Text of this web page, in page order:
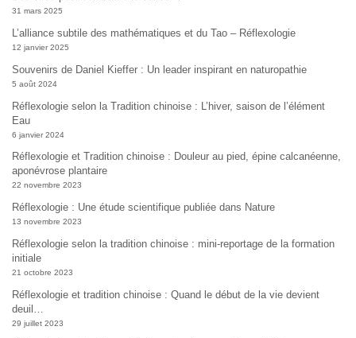
31 mars 2025
L’alliance subtile des mathématiques et du Tao – Réflexologie
12 janvier 2025
Souvenirs de Daniel Kieffer : Un leader inspirant en naturopathie
5 août 2024
Réflexologie selon la Tradition chinoise : L’hiver, saison de l’élément
Eau
6 janvier 2024
Réflexologie et Tradition chinoise : Douleur au pied, épine calcanéenne,
aponévrose plantaire
22 novembre 2023
Réflexologie : Une étude scientifique publiée dans Nature
13 novembre 2023
Réflexologie selon la tradition chinoise : mini-reportage de la formation
initiale
21 octobre 2023
Réflexologie et tradition chinoise : Quand le début de la vie devient
deuil…
29 juillet 2023